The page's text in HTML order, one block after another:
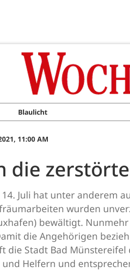
Blaulicht
11:00 AM
die
Juli hat unter anderem
wurden
bewältigt.
die Angehörigen
die Stadt Bad
Helfern und